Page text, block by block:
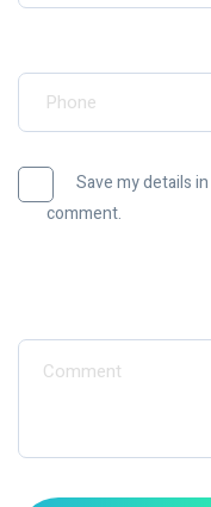
Save my details
comment.